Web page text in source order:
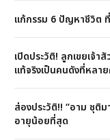
แก้กรรม 6 ปัญหาชีวิต
เปิดประวัติ! ลูกเขยเจ้
แท้จริงเป็นคนดังที่หลา
ส่องประวัติ!! “อาม ชุติ
อายุน้อยที่สุด